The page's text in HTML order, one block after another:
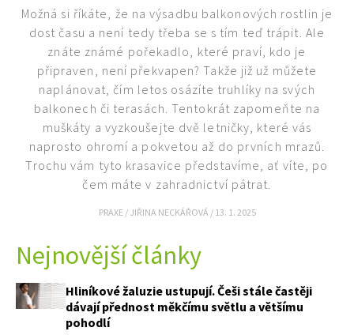
Možná si říkáte, že na výsadbu balkonových rostlin je
dost času a není tedy třeba se s tím teď trápit. Ale
znáte známé pořekadlo, které praví, kdo je
připraven, není překvapen? Takže již už můžete
naplánovat, čím letos osázíte truhlíky na svých
balkonech či terasách. Tentokrát zapomeňte na
muškáty a vyzkoušejte dvě letničky, které vás
naprosto ohromí a pokvetou až do prvních mrazů.
Trochu vám tyto krasavice představíme, ať víte, po
čem máte v zahradnictví pátrat.
PRAXE / JIŘINA NECKÁŘOVÁ / 13. 1. 2025
Nejnovější články
Hliníkové žaluzie ustupují. Češi stále častěji
dávají přednost měkčímu světlu a většímu
pohodlí